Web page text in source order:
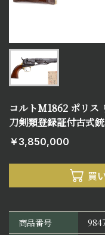
コルトM1862 ポリス
刀剣類登録証付古式
￥3,850,000
商品番号